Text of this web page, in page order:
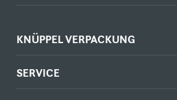
KNÜPPEL VERPACKUNG
SERVICE